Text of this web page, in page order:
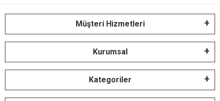
Müşteri Hizmetleri
Kurumsal
Kategoriler